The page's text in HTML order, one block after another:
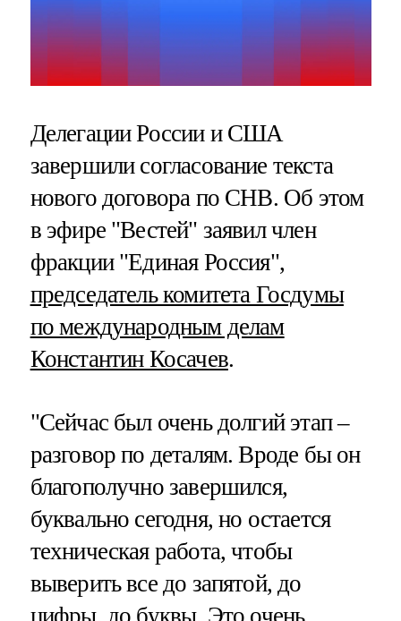
Делегации России и США
завершили согласование текста
нового договора по СНВ. Об этом
в эфире "Вестей" заявил член
фракции "Единая Россия",
председатель комитета Госдумы
по международным делам
Константин Косачев.
"Сейчас был очень долгий этап –
разговор по деталям. Вроде бы он
благополучно завершился,
буквально сегодня, но остается
техническая работа, чтобы
выверить все до запятой, до